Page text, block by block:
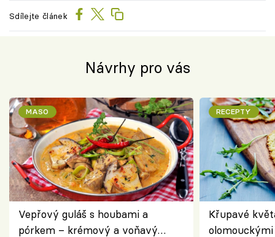
Sdílejte článek
Návrhy pro vás
MASO
Vepřový guláš s houbami a
pórkem – krémový a voňavý
RECEPTY
Křupavé